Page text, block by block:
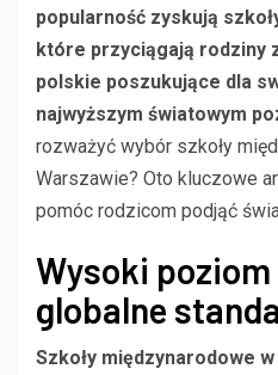
popularność zyskują
które przyciągają rodziny
polskie poszukujące dla
najwyższym światowym
rozważyć wybór szkoły
Warszawie? Oto kluczowe
pomóc rodzicom podjąć
Wysoki
globalne
Szkoły międzynarodowe